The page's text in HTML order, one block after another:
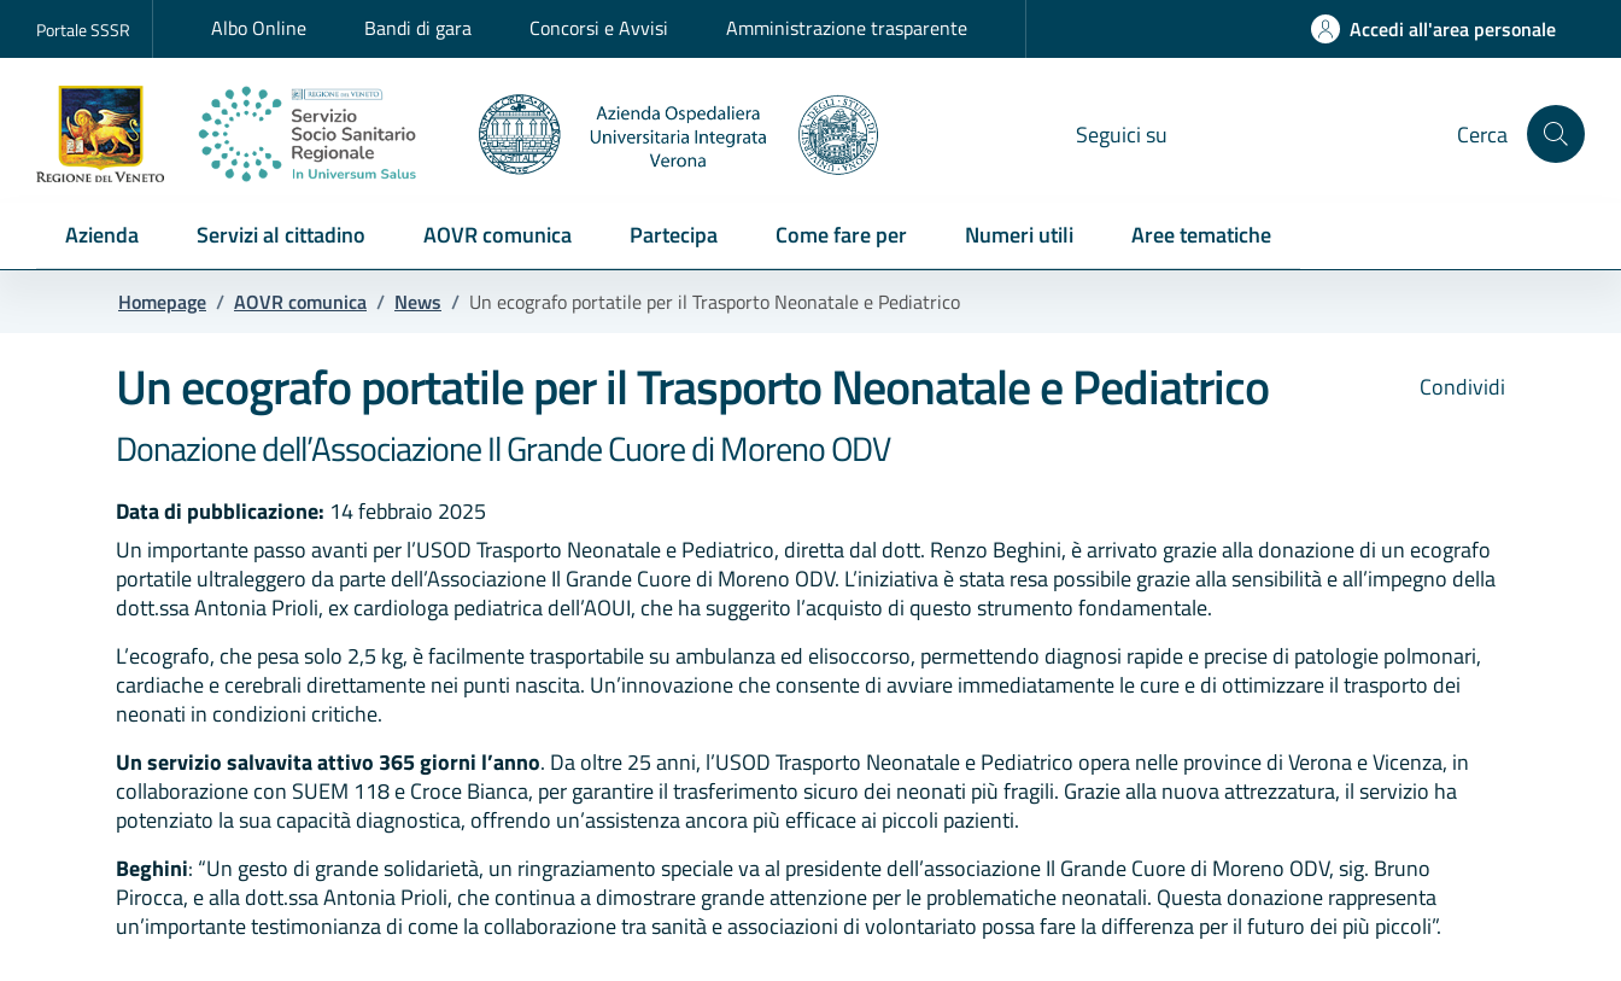
Portale SSSR Albo Online Bandi di gara Concorsi e Avvisi Amministrazione trasparente Accedi all'area personale
Seguici su Cerca
Azienda Servizi al cittadino AOVR comunica Partecipa Come fare per Numeri utili Aree tematiche
Homepage / AOVR comunica / News / Un ecografo portatile per il Trasporto Neonatale e Pediatrico
Condividi
Un ecografo portatile per il Trasporto Neonatale e Pediatrico
Donazione dell’Associazione Il Grande Cuore di Moreno ODV
Data di pubblicazione: 14 febbraio 2025
Un importante passo avanti per l’USOD Trasporto Neonatale e Pediatrico, diretta dal dott. Renzo Beghini, è arrivato grazie alla donazione di un ecografo
portatile ultraleggero da parte dell’Associazione Il Grande Cuore di Moreno ODV. L’iniziativa è stata resa possibile grazie alla sensibilità e all’impegno della
dott.ssa Antonia Prioli, ex cardiologa pediatrica dell’AOUI, che ha suggerito l’acquisto di questo strumento fondamentale.
L’ecografo, che pesa solo 2,5 kg, è facilmente trasportabile su ambulanza ed elisoccorso, permettendo diagnosi rapide e precise di patologie polmonari,
cardiache e cerebrali direttamente nei punti nascita. Un’innovazione che consente di avviare immediatamente le cure e di ottimizzare il trasporto dei
neonati in condizioni critiche.
Un servizio salvavita attivo 365 giorni l’anno. Da oltre 25 anni, l’USOD Trasporto Neonatale e Pediatrico opera nelle province di Verona e Vicenza, in
collaborazione con SUEM 118 e Croce Bianca, per garantire il trasferimento sicuro dei neonati più fragili. Grazie alla nuova attrezzatura, il servizio ha
potenziato la sua capacità diagnostica, offrendo un’assistenza ancora più efficace ai piccoli pazienti.
Beghini: “Un gesto di grande solidarietà, un ringraziamento speciale va al presidente dell’associazione Il Grande Cuore di Moreno ODV, sig. Bruno
Pirocca, e alla dott.ssa Antonia Prioli, che continua a dimostrare grande attenzione per le problematiche neonatali. Questa donazione rappresenta
un’importante testimonianza di come la collaborazione tra sanità e associazioni di volontariato possa fare la differenza per il futuro dei più piccoli”.